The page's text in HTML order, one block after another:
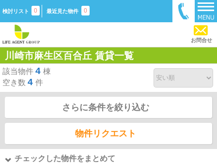
検討リスト 0 最近見た物件 0
お問合せ
川崎市麻生区百合丘 賃貸一覧
該当物件 4 棟
空き数 4 件
さらに条件を絞り込む
物件リクエスト
チェックした物件をまとめて